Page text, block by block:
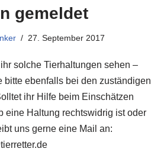
gemeldet
27. September 2017
solche Tierhaltungen sehen –
bitte ebenfalls bei den zuständigen
ihr Hilfe beim Einschätzen
eine Haltung rechtswidrig ist oder
uns gerne eine Mail an: